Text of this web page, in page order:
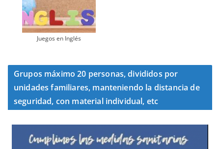
Juegos en Inglés
Grupos máximo 20 personas, divididos por
unidades familiares, manteniendo la distancia de
seguridad, con material individual, etc